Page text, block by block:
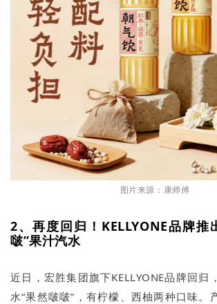
图片来源：康师傅
2、再度回归！KELLYONE品牌推
啵”果汁汽水
近日，宏胜集团旗下KELLYONE品牌回归
水“果然啵啵”，有柠檬、西柚两种口味。